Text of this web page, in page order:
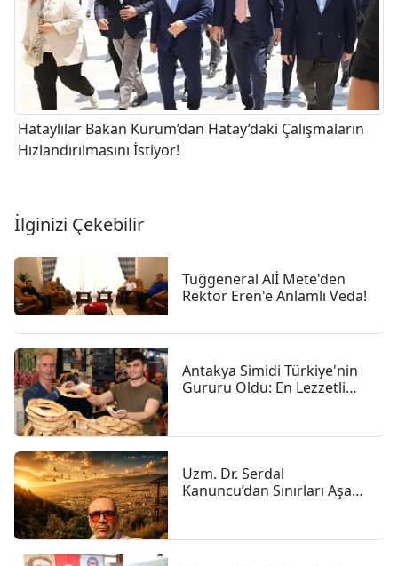
Hataylılar Bakan Kurum’dan Hatay’daki Çalışmaların
Hızlandırılmasını İstiyor!
İlginizi Çekebilir
Tuğgeneral Alİ Mete'den
Rektör Eren'e Anlamlı Veda!
Antakya Simidi Türkiye'nin
Gururu Oldu: En Lezzetli
Uzm. Dr. Serdal
Kanuncu’dan Sınırları Aşan